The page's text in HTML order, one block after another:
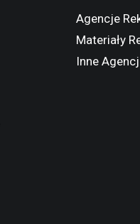
Agencje
Materiały
Inne